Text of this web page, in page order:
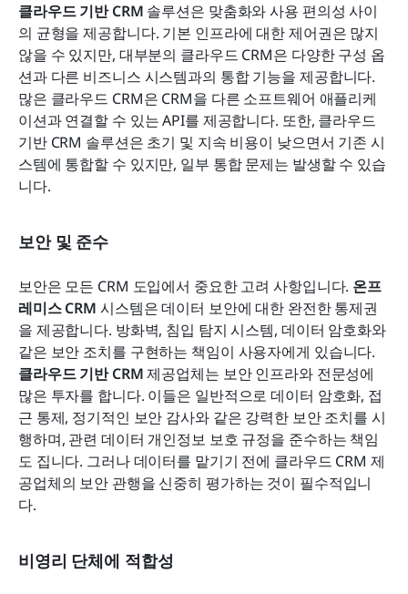
클라우드 기반 CRM 솔루션은 맞춤화와 사용 편의성 사이
의 균형을 제공합니다. 기본 인프라에 대한 제어권은 많지
않을 수 있지만, 대부분의 클라우드 CRM은 다양한 구성 옵
션과 다른 비즈니스 시스템과의 통합 기능을 제공합니다.
많은 클라우드 CRM은 CRM을 다른 소프트웨어 애플리케
이션과 연결할 수 있는 API를 제공합니다. 또한, 클라우드
기반 CRM 솔루션은 초기 및 지속 비용이 낮으면서 기존 시
스템에 통합할 수 있지만, 일부 통합 문제는 발생할 수 있습
니다.
보안 및 준수
보안은 모든 CRM 도입에서 중요한 고려 사항입니다. 온프
레미스 CRM 시스템은 데이터 보안에 대한 완전한 통제권
을 제공합니다. 방화벽, 침입 탐지 시스템, 데이터 암호화와
클라우드 기반 CRM 제공업체는 보안 인프라와 전문성에
많은 투자를 합니다. 이들은 일반적으로 데이터 암호화, 접
근 통제, 정기적인 보안 감사와 같은 강력한 보안 조치를 시
행하며, 관련 데이터 개인정보 보호 규정을 준수하는 책임
도 집니다. 그러나 데이터를 맡기기 전에 클라우드 CRM 제
공업체의 보안 관행을 신중히 평가하는 것이 필수적입니
다.
비영리 단체에 적합성